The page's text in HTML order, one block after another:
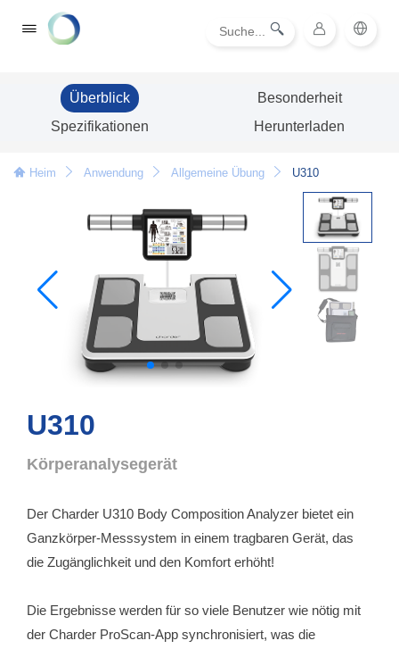
Überblick
Besonderheit
Spezifikationen
Herunterladen
Heim Anwendung Allgemeine Übung U310
U310
Körperanalysegerät
Der Charder U310 Body Composition Analyzer bietet ein
Ganzkörper-Messsystem in einem tragbaren Gerät, das
die Zugänglichkeit und den Komfort erhöht!
Die Ergebnisse werden für so viele Benutzer wie nötig mit
der Charder ProScan-App synchronisiert, was die